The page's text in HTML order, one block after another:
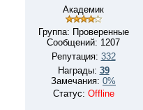
Академик
Группа: Проверенные
Сообщений: 1207
Репутация: 332
Награды: 39
Замечания: 0%
Статус: Offline